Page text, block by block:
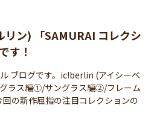
ン) 「SAMURAI コレクシ
す！
ブログです。ic!berlin (アイシーベ
ラス編①/サングラス編②/フレーム
の新作屈指の注目コレクションの